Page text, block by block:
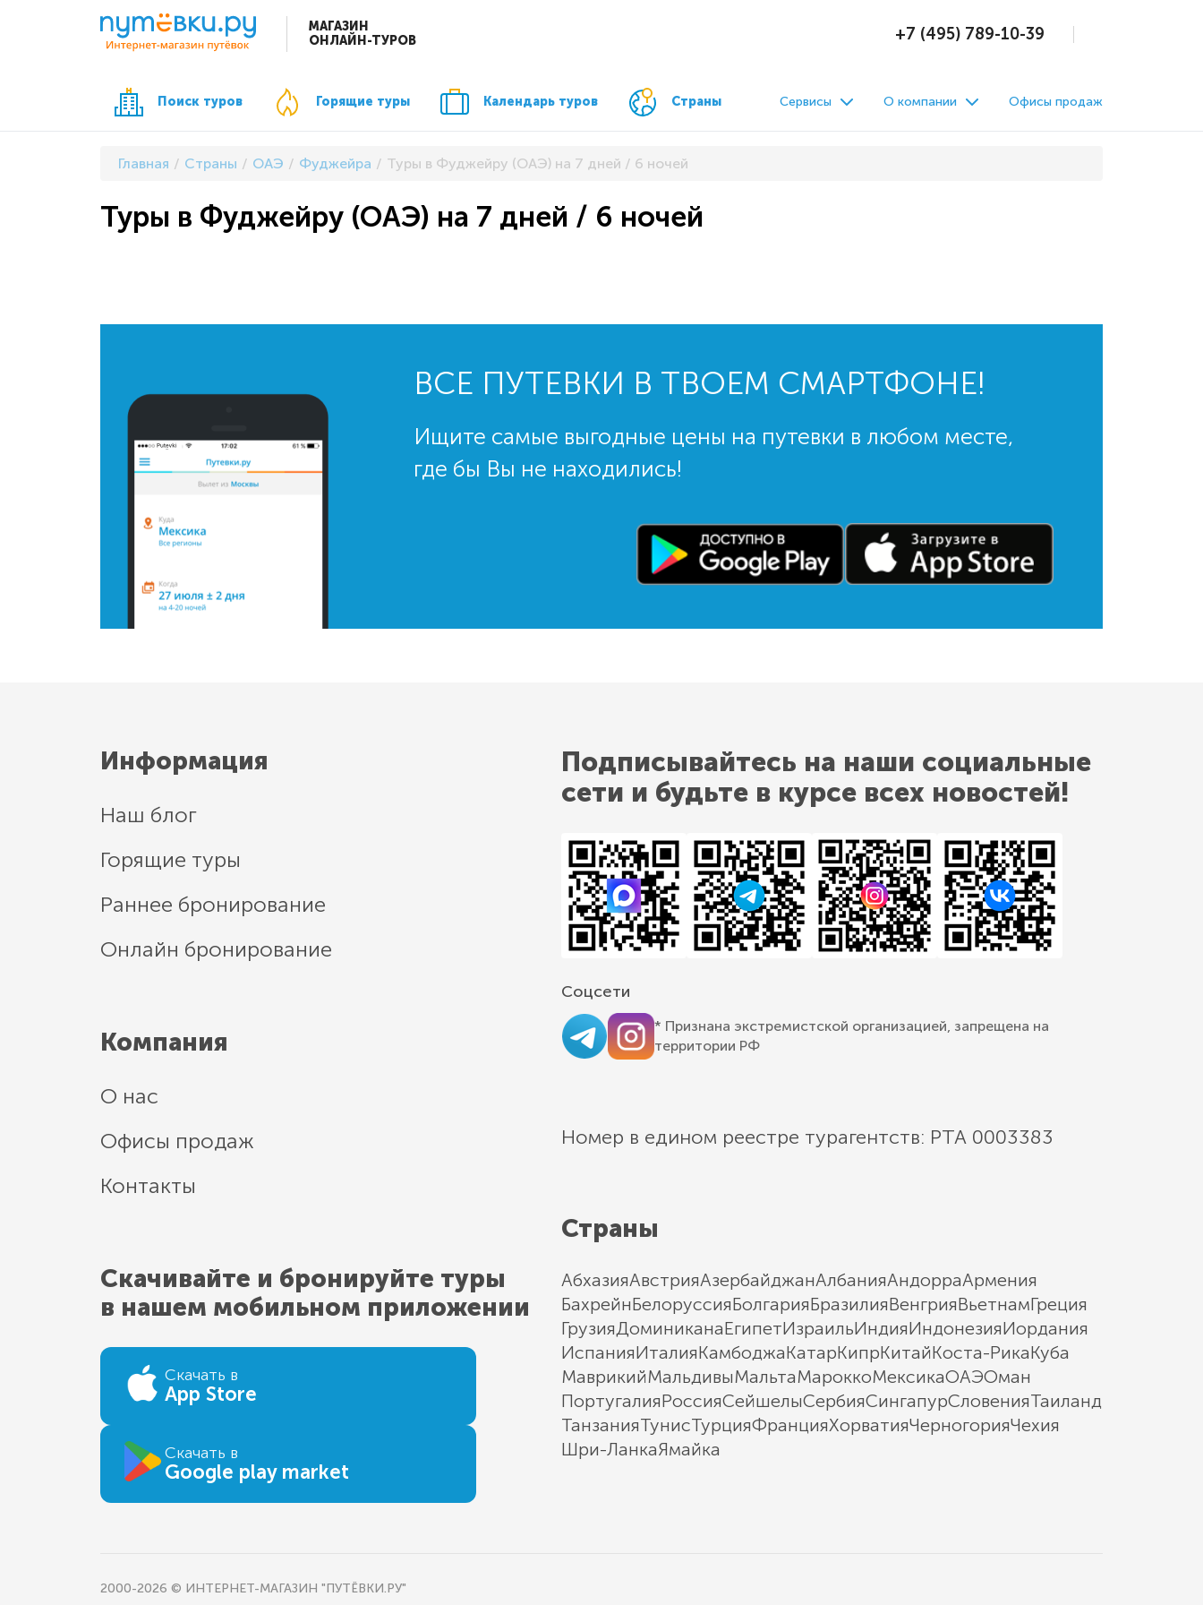
МАГАЗИН
ОНЛАЙН-ТУРОВ
+7 (495) 789-10-39
Поиск туров Горящие туры Календарь туров Страны Сервисы О компании Офисы продаж
Главная Страны ОАЭ Фуджейра Туры в Фуджейру (ОАЭ) на 7 дней / 6 ночей
Туры в Фуджейру (ОАЭ) на 7 дней / 6 ночей
ВСЕ ПУТЕВКИ В ТВОЕМ СМАРТФОНЕ!
Ищите самые выгодные цены на путевки в любом месте,
где бы Вы не находились!
Информация
Наш блог
Горящие туры
Раннее бронирование
Онлайн бронирование
Компания
О нас
Офисы продаж
Контакты
Скачивайте и бронируйте туры
в нашем мобильном приложении
Скачать в
App Store
Скачать в
Google play market
Подписывайтесь на наши социальные
сети и будьте в курсе всех новостей!
Соцсети
* Признана экстремистской организацией, запрещена на
территории РФ
Номер в едином реестре турагентств: РТА 0003383
Страны
АбхазияАвстрияАзербайджанАлбанияАндорраАрмения
БахрейнБелоруссияБолгарияБразилияВенгрияВьетнамГреция
ГрузияДоминиканаЕгипетИзраильИндияИндонезияИордания
ИспанияИталияКамбоджаКатарКипрКитайКоста-РикаКуба
МаврикийМальдивыМальтаМароккоМексикаОАЭОман
ПортугалияРоссияСейшелыСербияСингапурСловенияТаиланд
ТанзанияТунисТурцияФранцияХорватияЧерногорияЧехия
Шри-ЛанкаЯмайка
2000-2026 © ИНТЕРНЕТ-МАГАЗИН "ПУТЁВКИ.РУ"